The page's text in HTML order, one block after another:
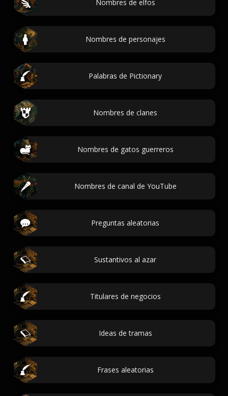
Nombres de elfos
Nombres de personajes
Palabras de Pictionary
Nombres de clanes
Nombres de gatos guerreros
Nombres de canal de YouTube
Preguntas aleatorias
Sustantivos al azar
Titulares de negocios
Ideas de tramas
Frases aleatorias